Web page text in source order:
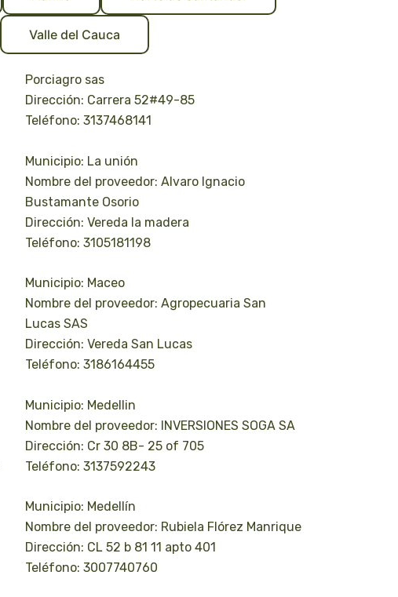
Valle del Cauca
Porciagro sas
Dirección: Carrera 52#49-85
Teléfono: 3137468141
Municipio: La unión
Nombre del proveedor: Alvaro Ignacio
Bustamante Osorio
Dirección: Vereda la madera
Teléfono: 3105181198
Municipio: Maceo
Nombre del proveedor: Agropecuaria San
Lucas SAS
Dirección: Vereda San Lucas
Teléfono: 3186164455
Municipio: Medellin
Nombre del proveedor: INVERSIONES SOGA SA
Dirección: Cr 30 8B- 25 of 705
Teléfono: 3137592243
Municipio: Medellín
Nombre del proveedor: Rubiela Flórez Manrique
Dirección: CL 52 b 81 11 apto 401
Teléfono: 3007740760